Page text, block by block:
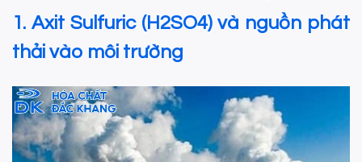
1. Axit Sulfuric (H2SO4) và nguồn phát
thải vào môi trường